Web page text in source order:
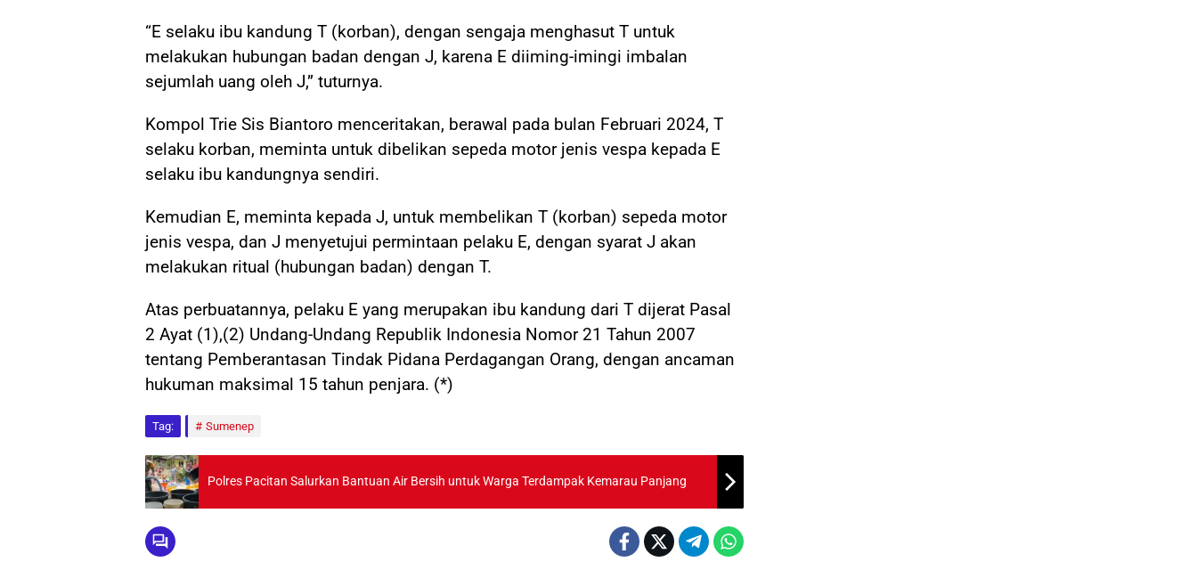
“E selaku ibu kandung T (korban), dengan sengaja menghasut T untuk
melakukan hubungan badan dengan J, karena E diiming-imingi imbalan
sejumlah uang oleh J,” tuturnya.
Kompol Trie Sis Biantoro menceritakan, berawal pada bulan Februari 2024, T
selaku korban, meminta untuk dibelikan sepeda motor jenis vespa kepada E
selaku ibu kandungnya sendiri.
Kemudian E, meminta kepada J, untuk membelikan T (korban) sepeda motor
jenis vespa, dan J menyetujui permintaan pelaku E, dengan syarat J akan
melakukan ritual (hubungan badan) dengan T.
Atas perbuatannya, pelaku E yang merupakan ibu kandung dari T dijerat Pasal
2 Ayat (1),(2) Undang-Undang Republik Indonesia Nomor 21 Tahun 2007
tentang Pemberantasan Tindak Pidana Perdagangan Orang, dengan ancaman
hukuman maksimal 15 tahun penjara. (*)
Tag: Sumenep
Polres Pacitan Salurkan Bantuan Air Bersih untuk Warga Terdampak Kemarau Panjang